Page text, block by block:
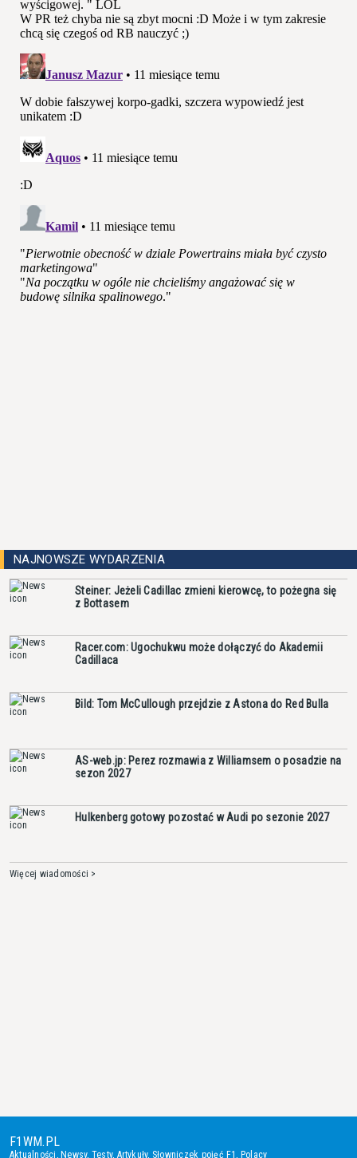
NAJNOWSZE WYDARZENIA
Steiner: Jeżeli Cadillac zmieni kierowcę, to pożegna się
z Bottasem
Racer.com: Ugochukwu może dołączyć do Akademii
Cadillaca
Bild: Tom McCullough przejdzie z Astona do Red Bulla
AS-web.jp: Perez rozmawia z Williamsem o posadzie na
sezon 2027
Hulkenberg gotowy pozostać w Audi po sezonie 2027
Więcej wiadomości >
F1WM.PL
Aktualności ,Newsy, Testy, Artykuły, Słowniczek pojęć F1 Polacy